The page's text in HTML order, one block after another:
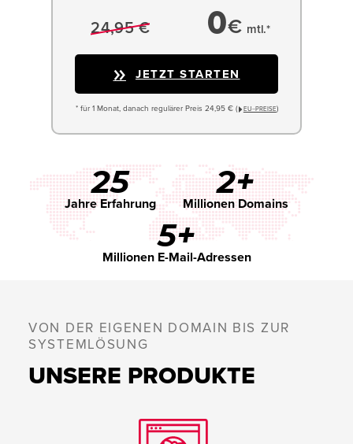
24,95 € 0€ mtl.*
JETZT STARTEN
* für 1 Monat, danach regulärer Preis 24,95 € ( EU−PREISE)
25
Jahre Erfahrung
2+
Millionen Domains
5+
Millionen E-Mail-Adressen
VON DER EIGENEN DOMAIN BIS ZUR
SYSTEMLÖSUNG
UNSERE PRODUKTE